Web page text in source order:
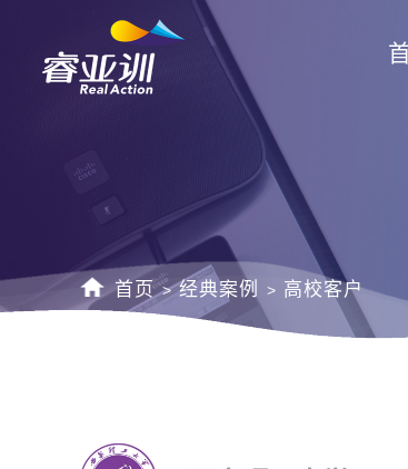
首页 > 经典案例 > 高校客户